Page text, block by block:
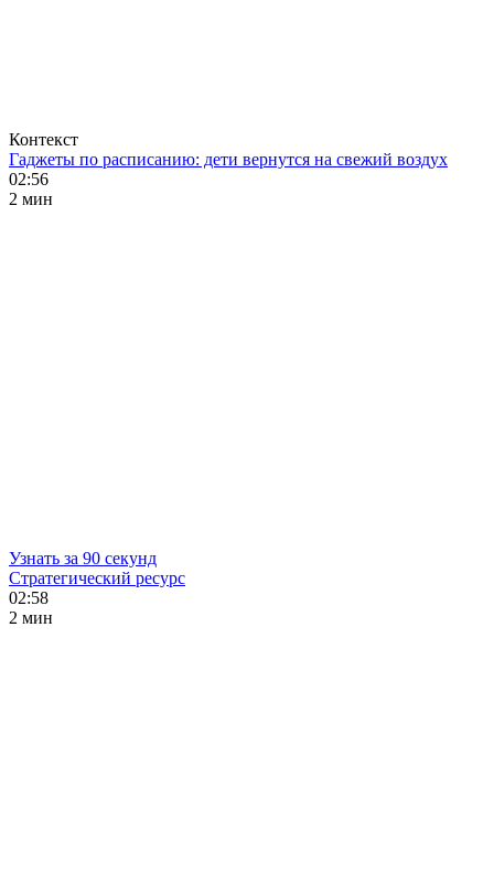
Контекст
Гаджеты по расписанию: дети вернутся на свежий воздух
02:56
2 мин
Узнать за 90 секунд
Стратегический ресурс
02:58
2 мин